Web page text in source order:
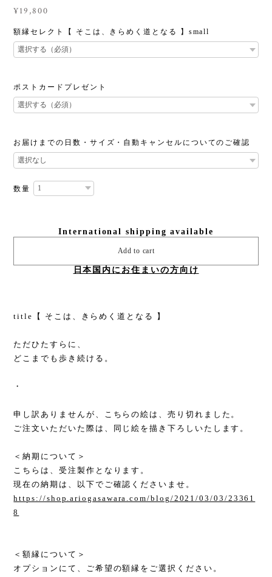
¥19,800
額縁セレクト【 そこは、きらめく道となる 】small
ポストカードプレゼント
お届けまでの日数・サイズ・自動キャンセルについてのご確認
数量
International shipping available
Add to cart
日本国内にお住まいの方向け
title【 そこは、きらめく道となる 】
ただひたすらに、
どこまでも歩き続ける。
・
申し訳ありませんが、こちらの絵は、売り切れました。
ご注文いただいた際は、同じ絵を描き下ろしいたします。
＜納期について＞
こちらは、受注製作となります。
現在の納期は、以下でご確認くださいませ。
https://shop.ariogasawara.com/blog/2021/03/03/23361
8
＜額縁について＞
オプションにて、ご希望の額縁をご選択ください。